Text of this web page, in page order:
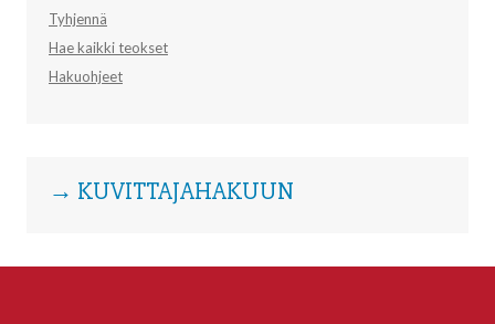
Tyhjennä
Hae kaikki teokset
Hakuohjeet
→ KUVITTAJAHAKUUN